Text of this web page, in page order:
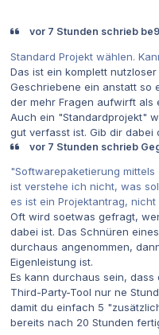
vor 7 Stunden schrieb
Standard Projekt wählen.
Das ist ein komplett
Geschriebene ein anstatt so
der mehr Fragen aufwirft als
Auch ein "Standardprojekt"
gut verfasst ist. Gib dir dabei
vor 7 Stunden schrieb
"Softwarepaketierung
ist verstehe ich nicht, was
es ist ein Projektantrag, nicht
Oft wird soetwas gefragt,
dabei ist. Das Schnüren
durchaus angenommen,
Eigenleistung ist.
Es kann durchaus sein,
Third-Party-Tool nur ne
damit du einfach 5
bereits nach 20 Stunden